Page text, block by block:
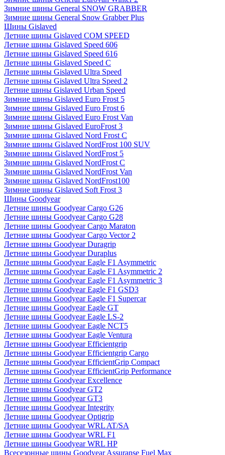
Зимние шины General SNOW GRABBER
Зимние шины General Snow Grabber Plus
Шины Gislaved
Летние шины Gislaved COM SPEED
Летние шины Gislaved Speed 606
Летние шины Gislaved Speed 616
Летние шины Gislaved Speed C
Летние шины Gislaved Ultra Speed
Летние шины Gislaved Ultra Speed 2
Летние шины Gislaved Urban Speed
Зимние шины Gislaved Euro Frost 5
Зимние шины Gislaved Euro Frost 6
Зимние шины Gislaved Euro Frost Van
Зимние шины Gislaved EuroFrost 3
Зимние шины Gislaved Nord Frost C
Зимние шины Gislaved NordFrost 100 SUV
Зимние шины Gislaved NordFrost 5
Зимние шины Gislaved NordFrost C
Зимние шины Gislaved NordFrost Van
Зимние шины Gislaved NordFrost100
Зимние шины Gislaved Soft Frost 3
Шины Goodyear
Летние шины Goodyear Cargo G26
Летние шины Goodyear Cargo G28
Летние шины Goodyear Cargo Maraton
Летние шины Goodyear Cargo Vector 2
Летние шины Goodyear Duragrip
Летние шины Goodyear Duraplus
Летние шины Goodyear Eagle F1 Asymmetric
Летние шины Goodyear Eagle F1 Asymmetric 2
Летние шины Goodyear Eagle F1 Asymmetric 3
Летние шины Goodyear Eagle F1 GSD3
Летние шины Goodyear Eagle F1 Supercar
Летние шины Goodyear Eagle GT
Летние шины Goodyear Eagle LS-2
Летние шины Goodyear Eagle NCT5
Летние шины Goodyear Eagle Ventura
Летние шины Goodyear Efficientgrip
Летние шины Goodyear Efficientgrip Cargo
Летние шины Goodyear EfficientGrip Compact
Летние шины Goodyear EfficientGrip Performance
Летние шины Goodyear Excellence
Летние шины Goodyear GT2
Летние шины Goodyear GT3
Летние шины Goodyear Integrity
Летние шины Goodyear Optigrip
Летние шины Goodyear WRL AT/SA
Летние шины Goodyear WRL F1
Летние шины Goodyear WRL HP
Всесезонные шины Goodyear Assuranse Fuel Max